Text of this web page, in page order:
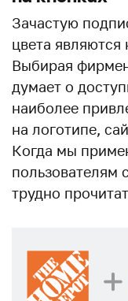
Зачастую
цвета
Выбирая
думает о
наиболее
на логотипе,
Когда мы
пользователям
трудно